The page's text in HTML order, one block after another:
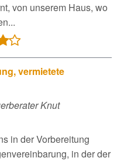
von unserem Haus, wo
vermietete
Knut
in der Vorbereitung
in der der